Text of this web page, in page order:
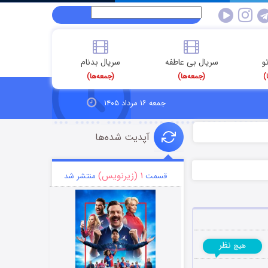
سریال بی عاطفه
(جمعه‌ها)
سریال بدنام
(جمعه‌ها)
جمعه ۱۶ مرداد ۱۴۰۵
هیچ نظر
آپدیت شده‌ها
قسمت ۱ (زیرنویس) منتشر شد